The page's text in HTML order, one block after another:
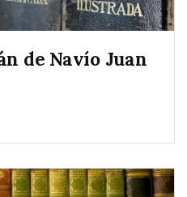
de Navío Juan